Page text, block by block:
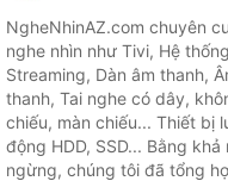
NgheNhinAZ.com chuyên
nghe nhìn như Tivi, Hệ
Streaming, Dàn âm thanh,
thanh, Tai nghe có dây,
chiếu, màn chiếu... Thiết bị
động HDD, SSD... Bằng
ngừng, chúng tôi đã tổng